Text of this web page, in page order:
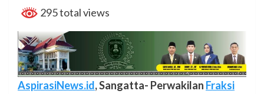
295 total views
AspirasiNews.id, Sangatta- Perwakilan Fraksi